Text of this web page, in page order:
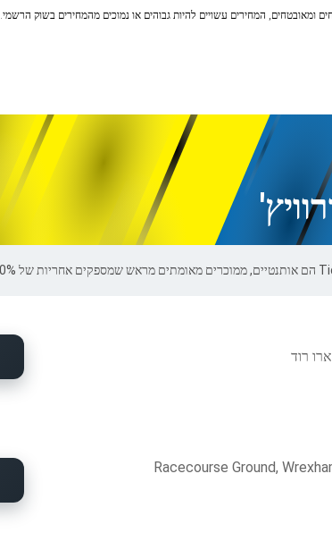
ומאובטחים, המחירים עשויים להיות גבוהים או נמוכים מהמחירים בשוק הרשמי.
רוד
Racecourse Ground,